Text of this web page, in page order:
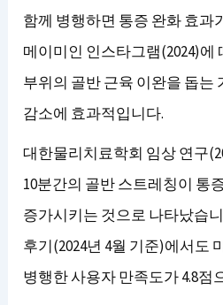
함께 병행하면 통증 완화 효과
메이미인 인스타그램(2024)에
부위의 골반 근육 이완을 돕는
감소에 효과적입니다.
대한물리치료학회 임상 연구
10분간의 골반 스트레칭이 통
증가시키는 것으로 나타났습
후기(2024년 4월 기준)에서도
병행한 사용자 만족도가 4.8점